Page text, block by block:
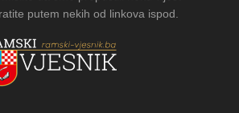
putem nekih od linkova ispod.